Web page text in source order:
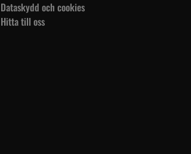
Dataskydd och cookies
Hitta till oss